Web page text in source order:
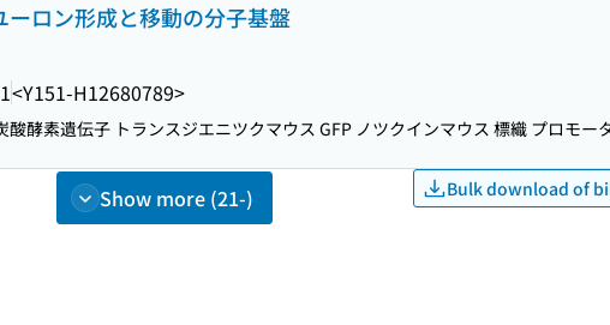
ーロン形成と移動の分子基盤
<Y151-H12680789>
酵素遺伝子 トランスジエニツクマウス GFP ノツクインマウス 標織 プロモー
Show more (21-) Bulk download of